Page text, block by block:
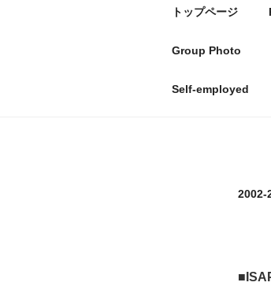
トップページ
Group Photo
Self-employed
2002-